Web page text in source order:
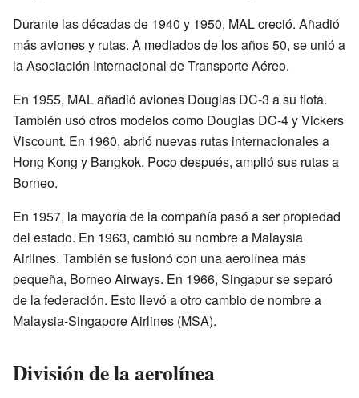
Durante las décadas de 1940 y 1950, MAL creció. Añadió
más aviones y rutas. A mediados de los años 50, se unió a
la Asociación Internacional de Transporte Aéreo.
En 1955, MAL añadió aviones Douglas DC-3 a su flota.
También usó otros modelos como Douglas DC-4 y Vickers
Viscount. En 1960, abrió nuevas rutas internacionales a
Hong Kong y Bangkok. Poco después, amplió sus rutas a
Borneo.
En 1957, la mayoría de la compañía pasó a ser propiedad
del estado. En 1963, cambió su nombre a Malaysia
Airlines. También se fusionó con una aerolínea más
pequeña, Borneo Airways. En 1966, Singapur se separó
de la federación. Esto llevó a otro cambio de nombre a
Malaysia-Singapore Airlines (MSA).
División de la aerolínea